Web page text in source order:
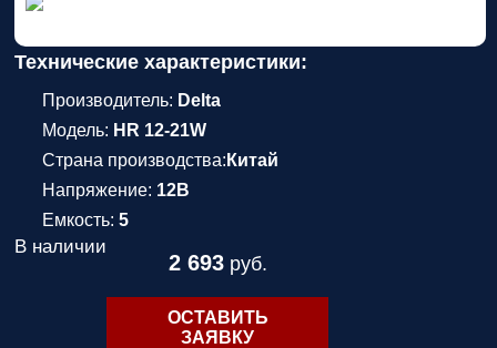
Технические характеристики:
Производитель: Delta
Модель: HR 12-21W
Страна производства: Китай
Напряжение: 12В
Емкость: 5
В наличии
2 693руб.
ОСТАВИТЬ
ЗАЯВКУ